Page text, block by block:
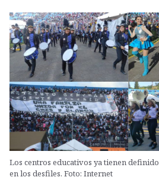
Los centros educativos ya tienen
en los desfiles. Foto: Internet